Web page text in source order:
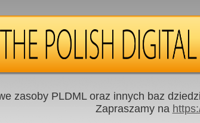
zasoby PLDML oraz innych baz
Zapraszamy na